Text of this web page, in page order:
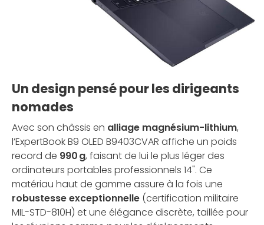
Un design pensé pour les dirigeants
nomades
Avec son châssis en alliage magnésium-lithium,
l’ExpertBook B9 OLED B9403CVAR affiche un poids
record de 990 g, faisant de lui le plus léger des
ordinateurs portables professionnels 14". Ce
matériau haut de gamme assure à la fois une
robustesse exceptionnelle (certification militaire
MIL-STD-810H) et une élégance discrète, taillée pour